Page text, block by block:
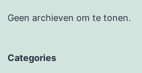
Geen archieven om te tonen.
Categories